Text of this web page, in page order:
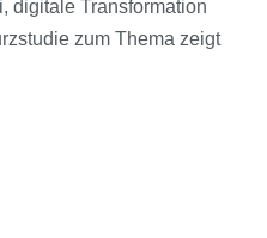
digitale Transformation
zum Thema zeigt